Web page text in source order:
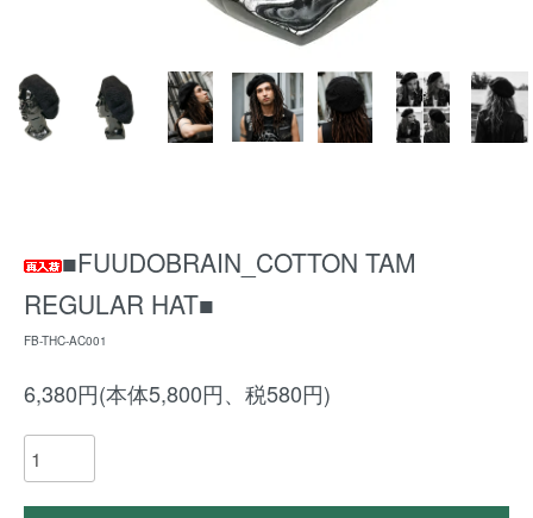
■FUUDOBRAIN_COTTON TAM
REGULAR HAT■
FB-THC-AC001
6,380円(本体5,800円、税580円)